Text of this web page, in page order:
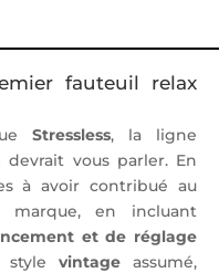
fauteuil relax
Stressless, la ligne
devrait vous parler. En
à avoir contribué au
marque, en incluant
et de réglage
style vintage assumé,